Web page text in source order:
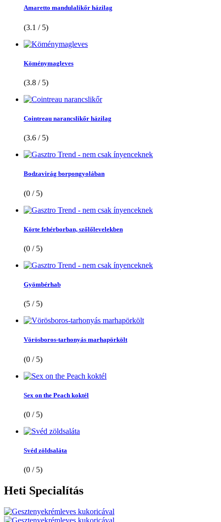
Amaretto mandulalikőr házilag
(3.1 / 5)
Köménymagleves
(3.8 / 5)
Cointreau narancslikőr házilag
(3.6 / 5)
Bodzavirág borpongyolában
(0 / 5)
Körte fehérborban, szőlőlevelekben
(0 / 5)
Gyömbérhab
(5 / 5)
Vörösboros-tarhonyás marhapörkölt
(0 / 5)
Sex on the Peach koktél
(0 / 5)
Svéd zöldsaláta
(0 / 5)
Heti Specialítás